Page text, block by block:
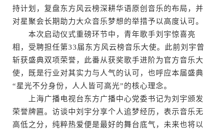
持计划，复盘东方风云榜深耕华语原创音乐的布局，并
对星聚会长期助力大众音乐梦想的举措予以高度认可。
本次启动仪式重磅环节中，青年歌手刘宇惊喜亮
相，受聘担任第33届东方风云榜音乐大使。此前刘宇曾
斩获盛典双项荣誉，此番从获奖歌手进阶为官方音乐大
使，既是行业对其实力与人气的认可，也呼应本届盛典
“星光不分身份，人人皆可高光”的核心理念。
上海广播电视台东方广播中心党委书记为刘宇颁发
荣誉牌匾。访谈中刘宇分享个人追梦经历，表示音乐无
高低之分，纯粹热爱便是最好的舞台底气，未来也将以